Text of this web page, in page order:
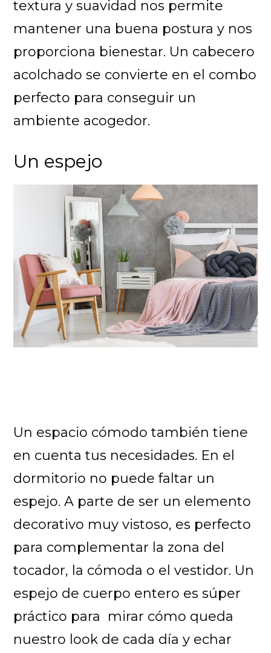
textura y suavidad nos permite
mantener una buena postura y nos
proporciona bienestar. Un cabecero
acolchado se convierte en el combo
perfecto para conseguir un
ambiente acogedor.
Un espejo
Un espacio cómodo también tiene
en cuenta tus necesidades. En el
dormitorio no puede faltar un
espejo. A parte de ser un elemento
decorativo muy vistoso, es perfecto
para complementar la zona del
tocador, la cómoda o el vestidor. Un
espejo de cuerpo entero es súper
práctico para mirar cómo queda
nuestro look de cada día y echar